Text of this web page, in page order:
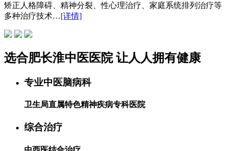
矫正人格障碍、精神分裂、性心理治疗、家庭系统排列治疗等
多种治疗技术…[详情]
选合肥长淮中医医院让人人拥有健康
专业中医脑病科
卫生局直属特色精神疾病专科医院
综合治疗